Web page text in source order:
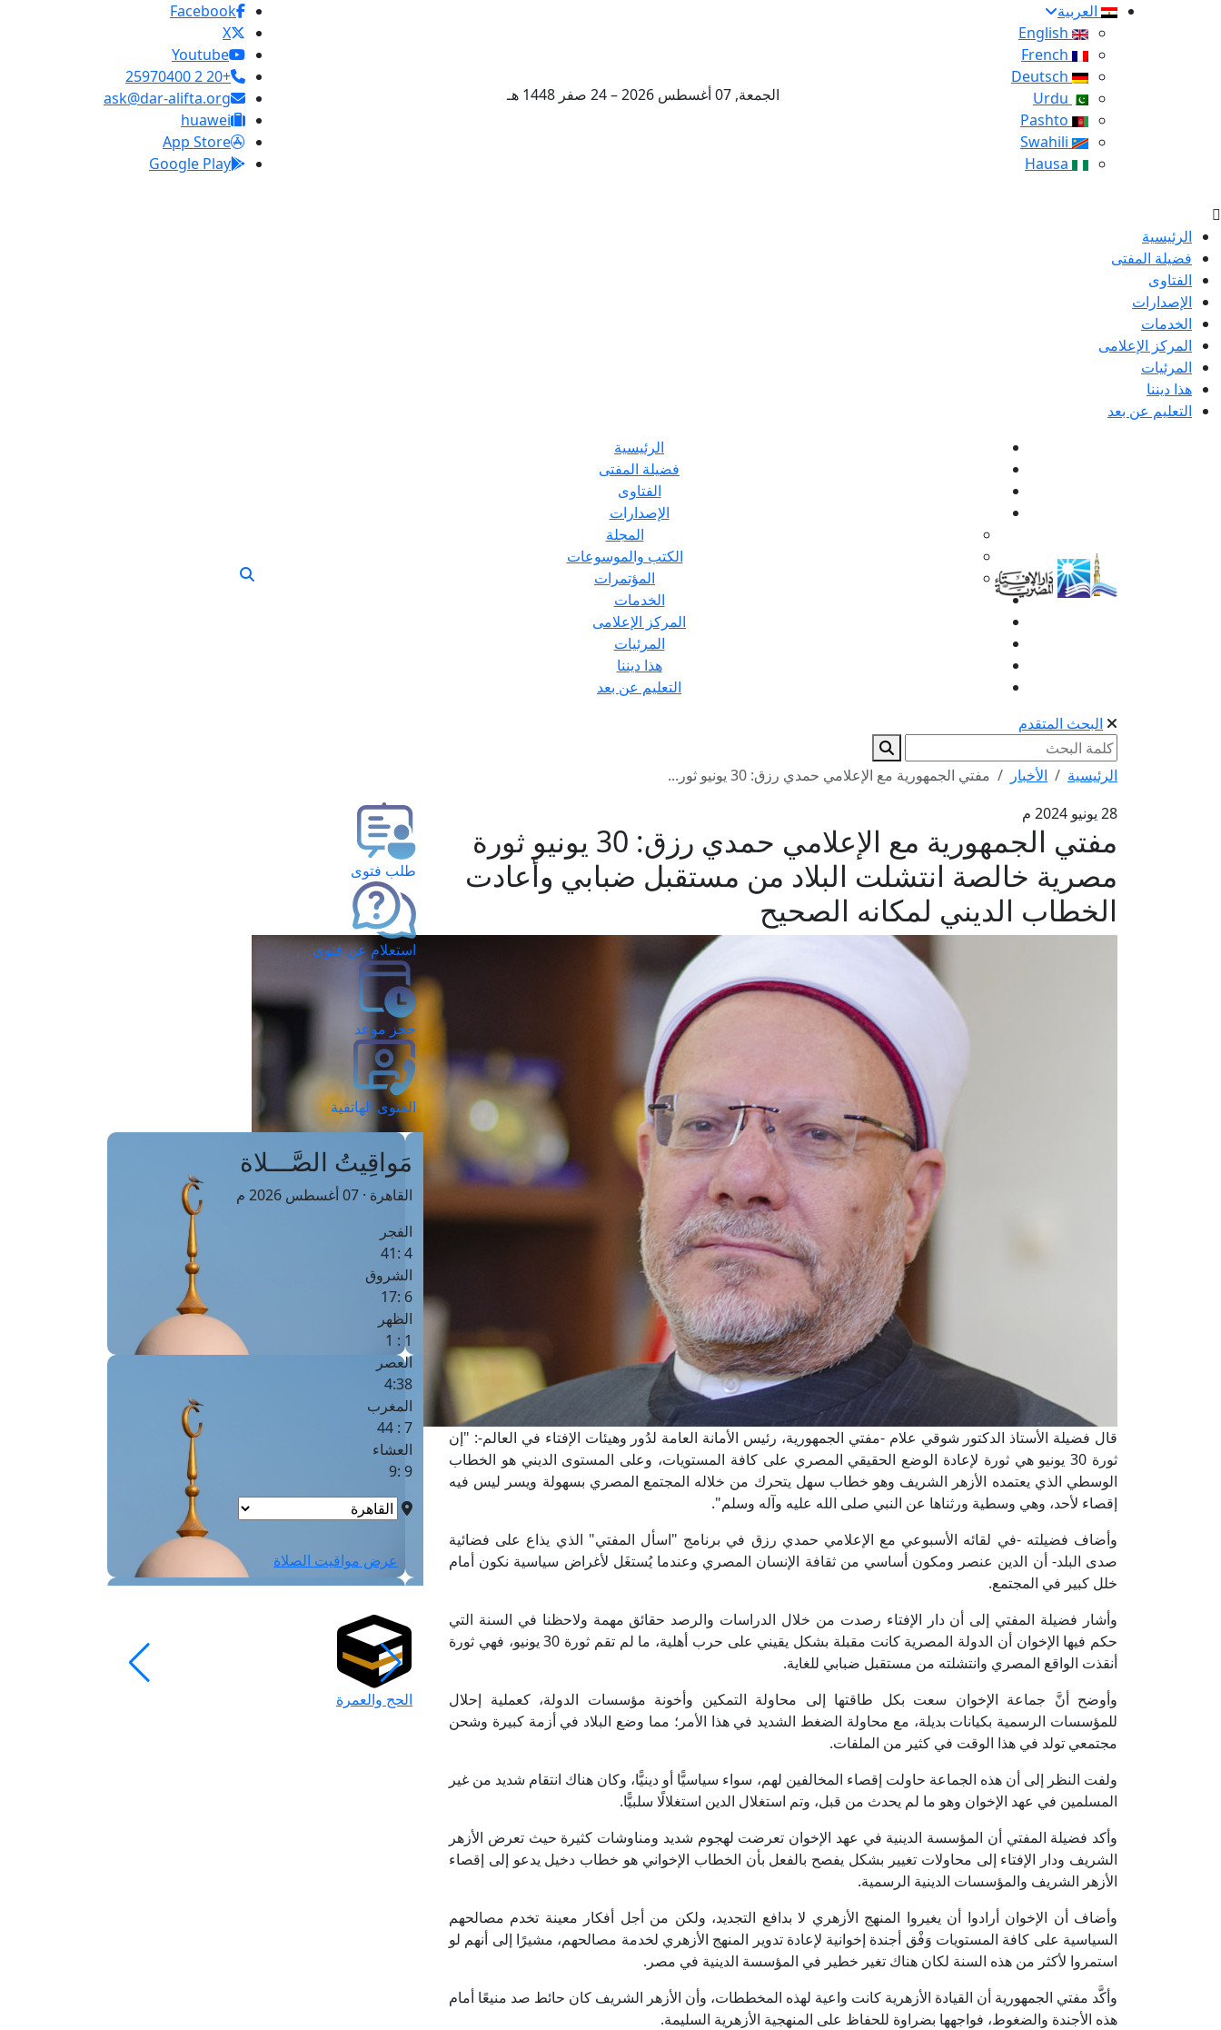
العربية
الجمعة, 07 أغسطس 2026 – 24 صفر 1448 هـ
Facebook
X
Youtube
+20 2 25970400
ask@dar-alifta.org
huawei
App Store
Google Play
الرئيسية
فضيلة المفتى
الفتاوى
الإصدارات
الخدمات
المركز الإعلامى
المرئيات
هذا ديننا
التعليم عن بعد
الرئيسية
فضيلة المفتى
الفتاوى
الإصدارات
المجلة
الكتب والموسوعات
المؤتمرات
الخدمات
المركز الإعلامى
المرئيات
هذا ديننا
التعليم عن بعد
البحث المتقدم
الرئيسية الأخبار
مفتي الجمهورية مع الإعلامي حمدي رزق: 30 يونيو ثور...
28 يونيو 2024 م
مفتي الجمهورية مع الإعلامي حمدي رزق: 30 يونيو ثورة
مصرية خالصة انتشلت البلاد من مستقبل ضبابي وأعادت
الخطاب الديني لمكانه الصحيح
قال فضيلة الأستاذ الدكتور شوقي علام -مفتي الجمهورية، رئيس الأمانة العامة لدُور وهيئات الإفتاء في العالم-: "إن
ثورة 30 يونيو هي ثورة لإعادة الوضع الحقيقي المصري على كافة المستويات، وعلى المستوى الديني هو الخطاب
الوسطي الذي يعتمده الأزهر الشريف وهو خطاب سهل يتحرك من خلاله المجتمع المصري بسهولة ويسر ليس فيه
إقصاء لأحد، وهي وسطية ورثناها عن النبي صلى الله عليه وآله وسلم".
وأضاف فضيلته -في لقائه الأسبوعي مع الإعلامي حمدي رزق في برنامج "اسأل المفتي" الذي يذاع على فضائية
صدى البلد- أن الدين عنصر ومكون أساسي من ثقافة الإنسان المصري وعندما يُستغَل لأغراض سياسية نكون أمام
خلل كبير في المجتمع.
وأشار فضيلة المفتي إلى أن دار الإفتاء رصدت من خلال الدراسات والرصد حقائق مهمة ولاحظنا في السنة التي
حكم فيها الإخوان أن الدولة المصرية كانت مقبلة بشكل يقيني على حرب أهلية، ما لم تقم ثورة 30 يونيو، فهي ثورة
أنقذت الواقع المصري وانتشلته من مستقبل ضبابي للغاية.
وأوضح أنَّ جماعة الإخوان سعت بكل طاقتها إلى محاولة التمكين وأخونة مؤسسات الدولة، كعملية إحلال
للمؤسسات الرسمية بكيانات بديلة، مع محاولة الضغط الشديد في هذا الأمر؛ مما وضع البلاد في أزمة كبيرة وشحن
مجتمعي تولد في هذا الوقت في كثير من الملفات.
ولفت النظر إلى أن هذه الجماعة حاولت إقصاء المخالفين لهم، سواء سياسيًّا أو دينيًّا، وكان هناك انتقام شديد من غير
المسلمين في عهد الإخوان وهو ما لم يحدث من قبل، وتم استغلال الدين استغلالًا سلبيًّا.
وأكد فضيلة المفتي أن المؤسسة الدينية في عهد الإخوان تعرضت لهجوم شديد ومناوشات كثيرة حيث تعرض الأزهر
الشريف ودار الإفتاء إلى محاولات تغيير بشكل يفصح بالفعل بأن الخطاب الإخواني هو خطاب دخيل يدعو إلى إقصاء
الأزهر الشريف والمؤسسات الدينية الرسمية.
وأضاف أن الإخوان أرادوا أن يغيروا المنهج الأزهري لا بدافع التجديد، ولكن من أجل أفكار معينة تخدم مصالحهم
السياسية على كافة المستويات وَفْق أجندة إخوانية لإعادة تدوير المنهج الأزهري لخدمة مصالحهم، مشيرًا إلى أنهم لو
استمروا لأكثر من هذه السنة لكان هناك تغير خطير في المؤسسة الدينية في مصر.
وأكَّد مفتي الجمهورية أن القيادة الأزهرية كانت واعية لهذه المخططات، وأن الأزهر الشريف كان حائط صد منيعًا أمام
هذه الأجندة والضغوط، فواجهها بضراوة للحفاظ على المنهجية الأزهرية السليمة.
طلب فتوى
استعلام عن فتوى
حجز موعد
الفتوى الهاتفية
مَواقِيتُ الصَّـــلاة
القاهرة · 07 أغسطس 2026 م
الفجر
4 :41
الشروق
6 :17
الظهر
1 : 1
العصر
4:38
المغرب
7 : 44
العشاء
9 :9
عرض مواقيت الصلاة
الحج والعمرة